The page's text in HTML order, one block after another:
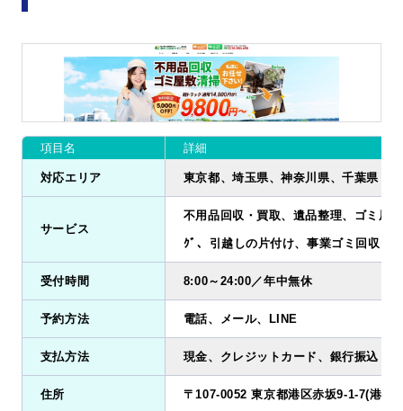
項目名 詳細
対応エリア 東京都、埼玉県、神奈川県、千葉県
サービス
不用品回収・買取、遺品整理、ゴミ屋
ｸﾞ、引越しの片付け、事業ゴミ回収
受付時間 8:00～24:00／年中無休
予約方法 電話、メール、LINE
支払方法 現金、クレジットカード、銀行振込
住所 〒107-0052 東京都港区赤坂9-1-7(港区